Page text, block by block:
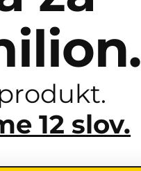
12 slov.